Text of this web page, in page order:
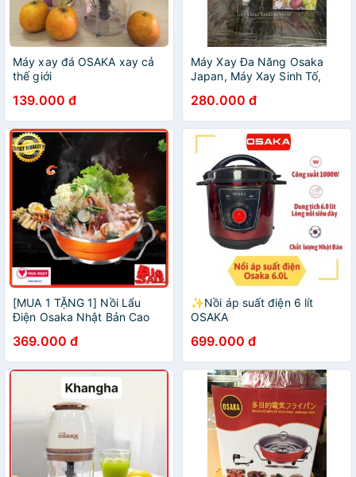
Máy xay đá OSAKA xay cả
thế giới
139.000 đ
Máy Xay Đa Năng Osaka
Japan, Máy Xay Sinh Tố,
Nhỏ Gọn, Tiện Dụng
280.000 đ
[MUA 1 TẶNG 1] Nồi Lẩu
Điện Osaka Nhật Bản Cao
369.000 đ
✨Nồi áp suất điện 6 lít
OSAKA
699.000 đ